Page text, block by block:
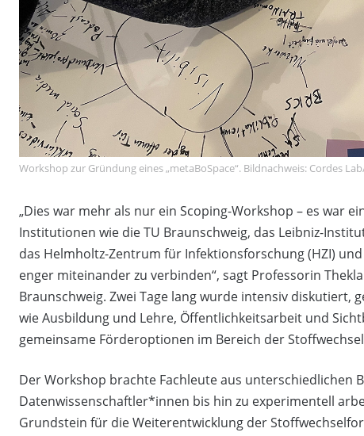
Workshop zur Gründung eines „metaBoSpace“. Bildnachweis: Cordes
„Dies war mehr als nur ein Scoping-Workshop – es war
Institutionen wie die TU Braunschweig, das Leibniz-
das Helmholtz-Zentrum für Infektionsforschung (HZI)
enger miteinander zu verbinden“, sagt Professorin
Braunschweig. Zwei Tage lang wurde intensiv
wie Ausbildung und Lehre, Öffentlichkeitsarbeit und
gemeinsame Förderoptionen im Bereich der
Der Workshop brachte Fachleute aus unterschiedlichen
Datenwissenschaftler*innen bis hin zu experimentell
Grundstein für die Weiterentwicklung der